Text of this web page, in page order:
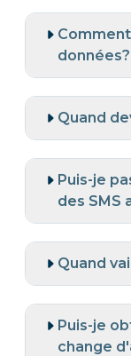
données?
Quand
Puis-je
des SMS
Quand
Puis-je
change